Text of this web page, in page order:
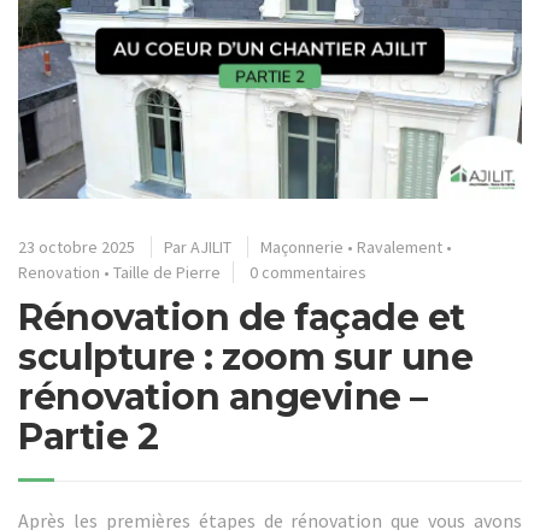
23 octobre 2025 ParAJILIT Maçonnerie • Ravalement •
Renovation • Taille de Pierre 0 commentaires
Rénovation de façade et
sculpture : zoom sur une
rénovation angevine –
Partie 2
Après les premières étapes de rénovation que vous avons